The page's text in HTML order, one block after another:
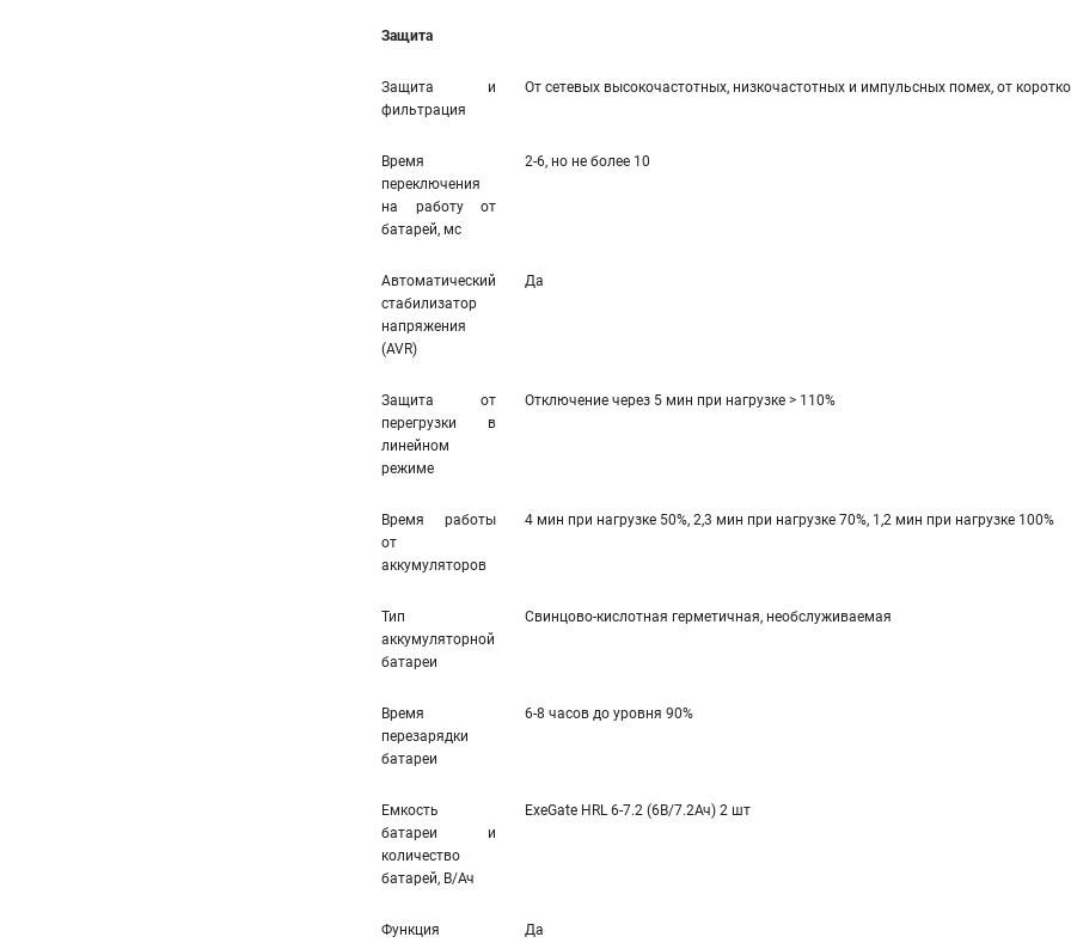
Защита
Защита и
фильтрация
От сетевых высокочастотных, низкочастотных и импульсных помех, от
Время
переключения
на работу от
батарей, мс
2-6, но не более 10
Автоматический
стабилизатор
напряжения
(AVR)
Да
Защита от
перегрузки в
линейном
режиме
Отключение через 5 мин при нагрузке > 110%
Время работы
от
аккумуляторов
4 мин при нагрузке 50%, 2,3 мин при нагрузке 70%, 1,2 мин при нагрузке 100%
Тип
аккумуляторной
батареи
Свинцово-кислотная герметичная, необслуживаемая
Время
перезарядки
батареи
6-8 часов до уровня 90%
Емкость
батареи и
количество
батарей, В/Ач
ExeGate HRL 6-7.2 (6В/7.2Ач) 2 шт
Функция
Да